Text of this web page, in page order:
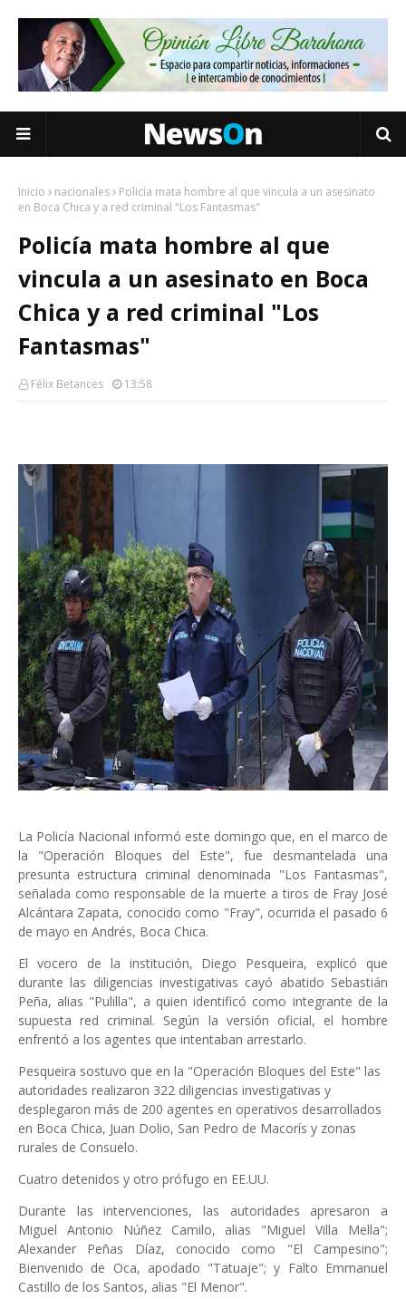
Inicio nacionales
Policía mata hombre al que vincula a un asesinato
en Boca Chica y a red criminal "Los Fantasmas"
Policía mata hombre al que
vincula a un asesinato en Boca
Chica y a red criminal "Los
Fantasmas"
Félix Betances 13:58
La Policía Nacional informó este domingo que, en el marco de
la "Operación Bloques del Este", fue desmantelada una
presunta estructura criminal denominada "Los Fantasmas",
señalada como responsable de la muerte a tiros de Fray José
Alcántara Zapata, conocido como "Fray", ocurrida el pasado 6
de mayo en Andrés, Boca Chica.
El vocero de la institución, Diego Pesqueira, explicó que
durante las diligencias investigativas cayó abatido Sebastián
Peña, alias "Pulilla", a quien identificó como integrante de la
supuesta red criminal. Según la versión oficial, el hombre
enfrentó a los agentes que intentaban arrestarlo.
Pesqueira sostuvo que en la "Operación Bloques del Este" las
autoridades realizaron 322 diligencias investigativas y
desplegaron más de 200 agentes en operativos desarrollados
en Boca Chica, Juan Dolio, San Pedro de Macorís y zonas
rurales de Consuelo.
Cuatro detenidos y otro prófugo en EE.UU.
Durante las intervenciones, las autoridades apresaron a
Miguel Antonio Núñez Camilo, alias "Miguel Villa Mella";
Alexander Peñas Díaz, conocido como "El Campesino";
Bienvenido de Oca, apodado "Tatuaje"; y Falto Emmanuel
Castillo de los Santos, alias "El Menor".